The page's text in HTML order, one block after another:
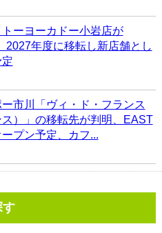
トーヨーカドー小岩店が
2027年度に移転し新店舗とし
ー市川「ヴィ・ド・フランス
ス）」の移転先が判明、EAST
プン予定、カフ...
す